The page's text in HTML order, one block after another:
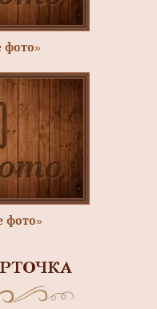
фото»
фото»